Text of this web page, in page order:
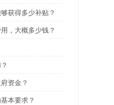
获得多少补贴？
，大概多少钱？
资金？
本要求？